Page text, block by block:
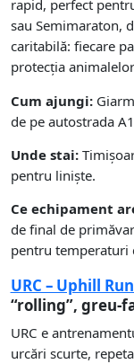
rapid, perfect
sau Semimaraton,
caritabilă: fiecare
protecția
Cum ajungi:
de pe autostrada
Unde stai:
pentru liniște.
Ce echipament
de final de
pentru temperaturi
URC – Uphill
“rolling”, greu-
URC e
urcări scurte,